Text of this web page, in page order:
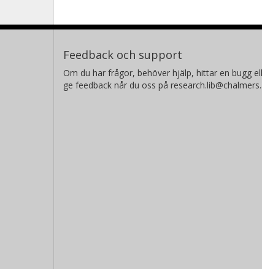
Feedback och support
Om du har frågor, behöver hjälp, hittar en bugg
ge feedback når du oss på